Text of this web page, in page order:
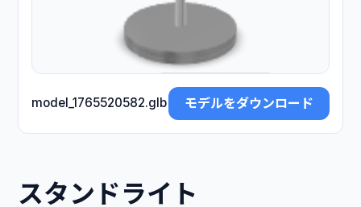
model_1765520582.glb モデルをダウンロード
スタンドライト